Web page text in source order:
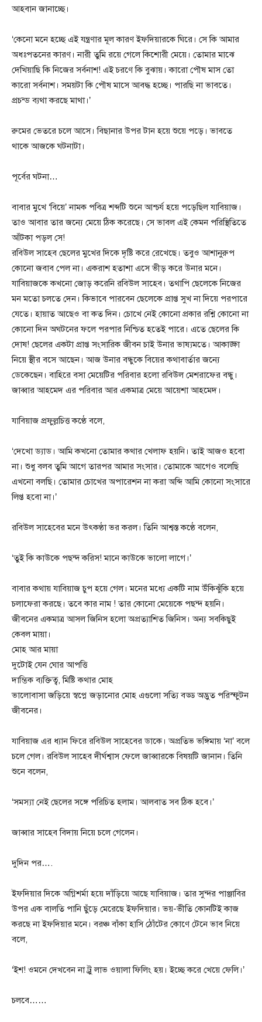
আহবান জানাচ্ছে।
‘কেনো মনে হচ্ছে এই যন্ত্রণার মূল কারণ ইফদিয়ারকে ঘিরে। সে কি আমার
অধঃপতনের কারণ। নারী তুমি রয়ে গেলে কিশোরী মেয়ে। তোমার মাঝে
দেখিয়াছি কি নিজের সর্বনাশ! এই চরণে কি বুঝায়। কারো পৌষ মাস তো
কারো সর্বনাশ। সময়টা কি পৌষ মাসে আবদ্ধ হচ্ছে। পারছি না ভাবতে।
প্রচন্ড ব্যথা করছে মাথা।’
রুমের ভেতরে চলে আসে। বিছানার উপর টান হয়ে শুয়ে পড়ে। ভাবতে
থাকে আজকে ঘটনাটা।
পূর্বের ঘটনা…
বাবার মুখে ‘বিয়ে’ নামক পবিত্র শব্দটি শুনে আশ্চর্য হয়ে পড়েছিল যাবিয়াজ।
তাও আবার তার জন্যে মেয়ে ঠিক করেছে। সে ভাবল এই কেমন পরিস্থিতিতে
আঁটকা পড়ল সে!
রবিউল সাহেব ছেলের মুখের দিকে দৃষ্টি করে রেখেছে। তবুও আশানুরুপ
কোনো জবাব পেল না। একরাশ হতাশা এসে ভীড় করে উনার মনে।
যাবিয়াজকে কখনো জোড় করেনি রবিউল সাহেব। তথাপি ছেলেকে নিজের
মন মতো চলতে দেন। কিভাবে পারবেন ছেলেকে প্রাপ্ত সুখ না দিয়ে পরপারে
যেতে। হায়াত আছেও বা কত দিন। চোখে নেই কোনো প্রকার রশ্নি কোনো না
কোনো দিন অঘটনের ফলে পরপার নিশ্চিত হতেই পারে। এতে ছেলের কি
দোষ! ছেলের একটা প্রাপ্ত সংসারিক জীবন চাই উনার ভাষ্যমতে। আকাঙ্ক্ষা
নিয়ে স্থীর বসে আছেন। আজ উনার বন্ধুকে বিয়ের কথাবার্তার জন্যে
ডেকেছেন। বাহিরে বসা মেয়েটির পরিবার হলো রবিউল মেশরাফের বন্ধু।
জাব্বার আহমেদ এর পরিবার আর একমাত্র মেয়ে আয়েশা আহমেদ।
যাবিয়াজ প্রফুল্লচিত্ত কণ্ঠে বলে,
‘দেখো ড্যাড। আমি কখনো তোমার কথার খেলাফ হয়নি। তাই আজও হবো
না। শুধু বলব তুমি আগে তারপর আমার সংসার। তোমাকে আগেও বলেছি
এখনো বলছি। তোমার চোখের অপারেশন না করা অব্দি আমি কোনো সংসারে
লিপ্ত হবো না।’
রবিউল সাহেবের মনে উৎকণ্ঠা ভর করল। তিনি আশ্বস্ত কণ্ঠে বলেন,
‘তুই কি কাউকে পছন্দ করিস! মানে কাউকে ভালো লাগে।’
বাবার কথায় যাবিয়াজ চুপ হয়ে গেল। মনের মধ্যে একটি নাম উঁকিঝুঁকি হয়ে
চলাফেরা করছে। তবে কার নাম ! তার কোনো মেয়েকে পছন্দ হয়নি।
জীবনের একমাত্র আসল জিনিস হলো অপ্রত্যাশিত জিনিস। অন্য সবকিছুই
কেবল মায়া।
মোহ আর মায়া
দুটোই যেন ঘোর আপত্তি
দাম্ভিক ব্যক্তিত্ব, মিষ্টি কথার মোহ
ভালোবাসা জড়িয়ে স্বপ্নে জড়ানোর মোহ এগুলো সত্যি বড্ড অদ্ভুত পরিস্ফুটন
জীবনের।
যাবিয়াজ এর ধ্যান ফিরে রবিউল সাহেবের ডাকে। অপ্রতিভ ভঙ্গিমায় ‘না’ বলে
চলে গেল। রবিউল সাহেব দীর্ঘশ্বাস ফেলে জাব্বারকে বিষয়টি জানান। তিনি
শুনে বলেন,
‘সমস্যা নেই ছেলের সঙ্গে পরিচিত হলাম। আলবাত সব ঠিক হবে।’
জাব্বার সাহেব বিদায় নিয়ে চলে গেলেন।
দুদিন পর….
ইফদিয়ার দিকে অগ্নিশর্মা হয়ে দাঁড়িয়ে আছে যাবিয়াজ। তার সুন্দর পাঞ্জাবির
উপর এক বালতি পানি ছুঁড়ে মেরেছে ইফদিয়ার। ভয়-ভীতি কোনটিই কাজ
করছে না ইফদিয়ার মনে। বরঞ্চ বাঁকা হাসি ঠোঁটের কোণে টেনে ভাব নিয়ে
বলে,
‘ইশ! ওমনে দেখবেন না ট্রু লাভ ওয়ালা ফিলিং হয়। ইচ্ছে করে খেয়ে ফেলি।’
চলবে……